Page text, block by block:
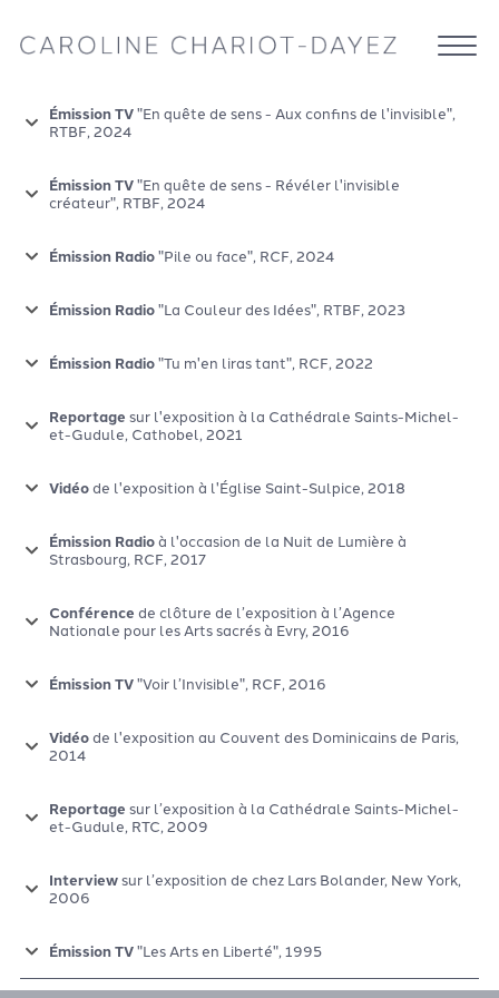
Émission TV"En quête de sens - Aux confins de l'invisible",
RTBF, 2024
Émission TV"En quête de sens - Révéler l'invisible
créateur", RTBF, 2024
Émission Radio"Pile ou face", RCF, 2024
Émission Radio"La Couleur des Idées", RTBF, 2023
Émission Radio"Tu m'en liras tant", RCF, 2022
Reportage sur l'exposition à la Cathédrale Saints-Michel-
et-Gudule, Cathobel, 2021
Vidéode l'exposition à l'Église Saint-Sulpice, 2018
Émission Radioà l'occasion de la Nuit de Lumière à
Strasbourg, RCF, 2017
Conférence de clôture de l’exposition à l’Agence
Nationale pour les Arts sacrés à Evry, 2016
Émission TV"Voir l’Invisible", RCF, 2016
Vidéode l'exposition au Couvent des Dominicains de Paris,
2014
Reportage sur l’exposition à la Cathédrale Saints-Michel-
et-Gudule, RTC, 2009
Interviewsur l’exposition de chez Lars Bolander, New York,
2006
Émission TV"Les Arts en Liberté", 1995